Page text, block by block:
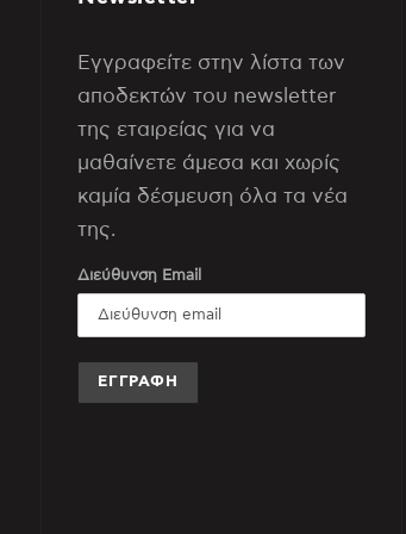
Εγγραφείτε στην λίστα των
αποδεκτών του newsletter
της εταιρείας για να
μαθαίνετε άμεσα και χωρίς
καμία δέσμευση όλα τα νέα
της.
Διεύθυνση Email